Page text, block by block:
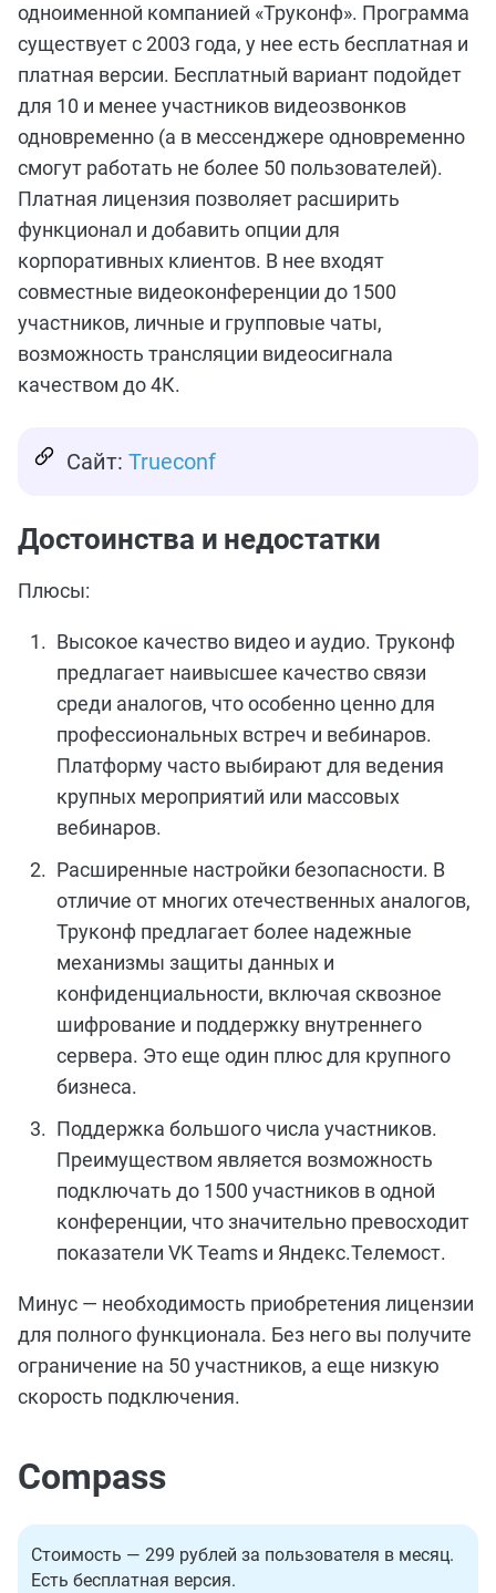
одноименной компанией «Труконф». Программа
существует с 2003 года, у нее есть бесплатная и
платная версии. Бесплатный вариант подойдет
для 10 и менее участников видеозвонков
одновременно (а в мессенджере одновременно
смогут работать не более 50 пользователей).
Платная лицензия позволяет расширить
функционал и добавить опции для
корпоративных клиентов. В нее входят
совместные видеоконференции до 1500
участников, личные и групповые чаты,
возможность трансляции видеосигнала
качеством до 4К.
Сайт: Trueconf
Достоинства и недостатки
Плюсы:
Высокое качество видео и аудио. Труконф
предлагает наивысшее качество связи
среди аналогов, что особенно ценно для
профессиональных встреч и вебинаров.
Платформу часто выбирают для ведения
крупных мероприятий или массовых
вебинаров.
Расширенные настройки безопасности. В
отличие от многих отечественных аналогов,
Труконф предлагает более надежные
механизмы защиты данных и
конфиденциальности, включая сквозное
шифрование и поддержку внутреннего
сервера. Это еще один плюс для крупного
бизнеса.
Поддержка большого числа участников.
Преимуществом является возможность
подключать до 1500 участников в одной
конференции, что значительно превосходит
показатели VK Teams и Яндекс.Телемост.
Минус — необходимость приобретения лицензии
для полного функционала. Без него вы получите
ограничение на 50 участников, а еще низкую
скорость подключения.
Compass
Стоимость — 299 рублей за пользователя в месяц.
Есть бесплатная версия.